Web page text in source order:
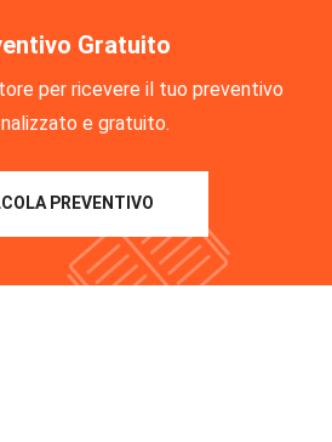
Gratuito
per ricevere il tuo preventivo
e gratuito.
PREVENTIVO